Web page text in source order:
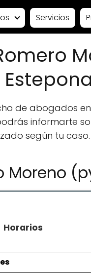
Servicios
de abogados
informarte
según tu caso.
Moreno
Horarios